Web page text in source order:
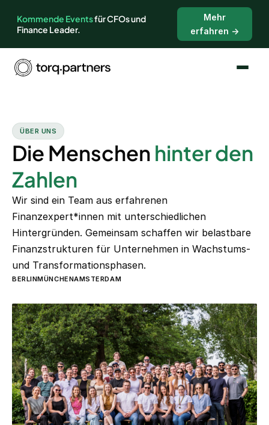
Kommende Eventsfür CFOs und
Finance Leader.
Mehr
erfahren →
ÜBER UNS
Die Menschen hinter den
Zahlen
Wir sind ein Team aus erfahrenen
Finanzexpert*innen mit unterschiedlichen
Hintergründen. Gemeinsam schaffen wir belastbare
Finanzstrukturen für Unternehmen in Wachstums-
und Transformationsphasen.
BERLINMÜNCHENAMSTERDAM